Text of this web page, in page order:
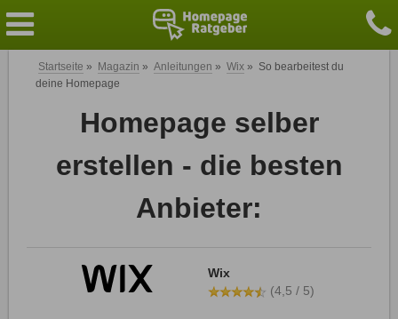
Startseite » Magazin » Anleitungen » Wix » So bearbeitest du
deine Homepage
Homepage selber
erstellen - die besten
Anbieter:
Wix
(4,5 / 5)